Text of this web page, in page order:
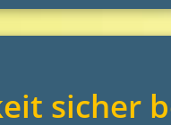
sicher